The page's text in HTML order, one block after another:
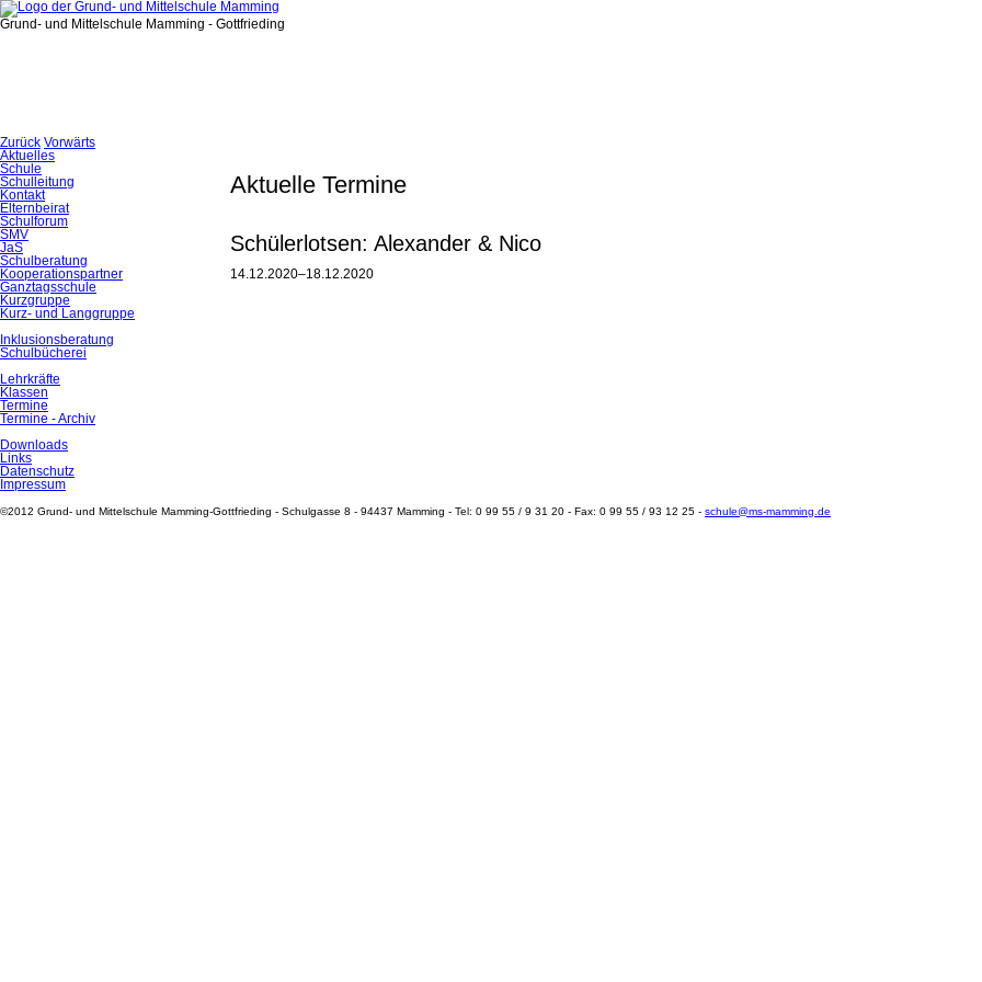
Grund- und Mittelschule Mamming - Gottfrieding
Zurück Vorwärts
Aktuelle Termine
Schülerlotsen: Alexander & Nico
14.12.2020–18.12.2020
Navigation
überspringen
Aktuelles
Schule
Schulleitung
Kontakt
Elternbeirat
Schulforum
SMV
JaS
Schulberatung
Kooperationspartner
Ganztagsschule
Kurzgruppe
Kurz- und Langgruppe
Inklusionsberatung
Schulbücherei
Lehrkräfte
Klassen
Termine
Termine - Archiv
Downloads
Links
Datenschutz
Impressum
©2012 Grund- und Mittelschule Mamming-Gottfrieding - Schulgasse 8 - 94437 Mamming - Tel: 0 99 55 / 9 31 20 - Fax: 0 99 55 / 93 12 25 - schule@ms-mamming.de